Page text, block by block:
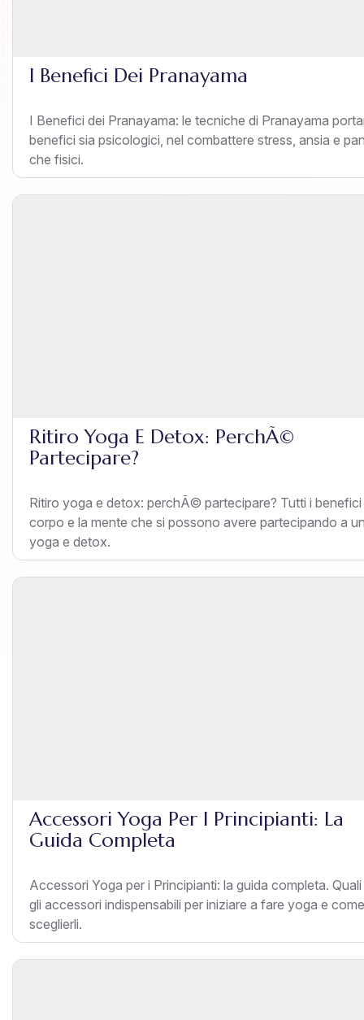
I Benefici Dei Pranayama
I Benefici dei Pranayama: le tecniche di Pranayama
benefici sia psicologici, nel combattere stress, ansia e
che fisici.
Ritiro Yoga E Detox: PerchÃ©
Partecipare?
Ritiro yoga e detox: perchÃ© partecipare? Tutti i benefici
corpo e la mente che si possono avere partecipando a
yoga e detox.
Accessori Yoga Per I Principianti: La
Guida Completa
Accessori Yoga per i Principianti: la guida completa.
gli accessori indispensabili per iniziare a fare yoga e come
sceglierli.